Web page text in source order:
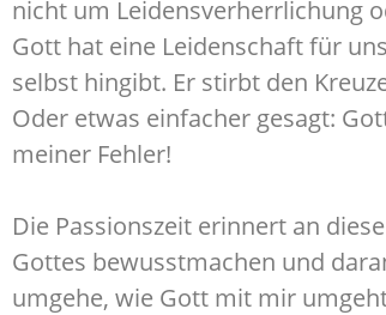
nicht um Leidensverherrlichung
Gott hat eine Leidenschaft für
selbst hingibt. Er stirbt den
Oder etwas einfacher gesagt:
meiner Fehler!
Die Passionszeit erinnert an
Gottes bewusstmachen und
umgehe, wie Gott mit mir